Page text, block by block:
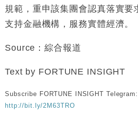
規範，重申該集團會認真落實要
支持金融機構，服務實體經濟。
Source：綜合報道
Text by FORTUNE INSIGHT
Subscribe FORTUNE INSIGHT Telegram:
http://bit.ly/2M63TRO